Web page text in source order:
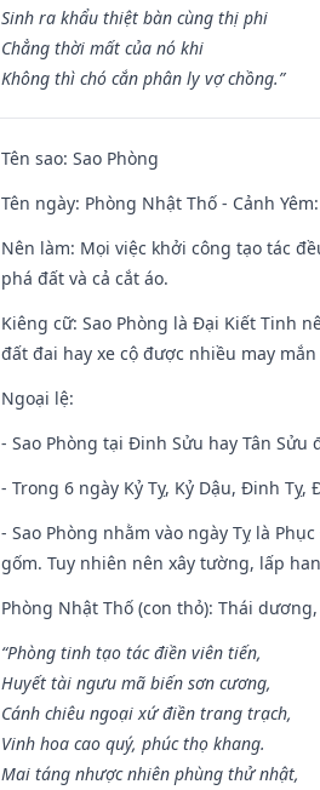
Sinh ra khẩu thiệt bàn cùng thị phi
Chẳng thời mất của nó khi
Không thì chó cắn phân ly vợ chồng.”
Tên sao: Sao Phòng
Tên ngày: Phòng Nhật Thố - Cảnh
Nên làm: Mọi việc khởi công tạo tác
phá đất và cả cắt áo.
Kiêng cữ: Sao Phòng là Đại Kiết Tinh
đất đai hay xe cộ được nhiều may
Ngoại lệ:
- Sao Phòng tại Đinh Sửu hay Tân
- Trong 6 ngày Kỷ Tỵ, Kỷ Dậu, Đinh
- Sao Phòng nhằm vào ngày Tỵ là
gốm. Tuy nhiên nên xây tường, lấp
Phòng Nhật Thố (con thỏ): Thái
“Phòng tinh tạo tác điền viên tiến,
Huyết tài ngưu mã biến sơn cương,
Cánh chiêu ngoại xứ điền trang trạch,
Vinh hoa cao quý, phúc thọ khang.
Mai táng nhược nhiên phùng thử nhật,